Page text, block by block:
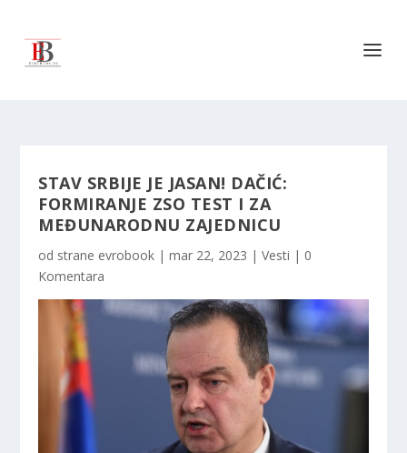
STAV SRBIJE JE JASAN! DAČIĆ:
FORMIRANJE ZSO TEST I ZA
MEĐUNARODNU ZAJEDNICU
od strane evrobook |mar 22, 2023 |Vesti | 0
Komentara